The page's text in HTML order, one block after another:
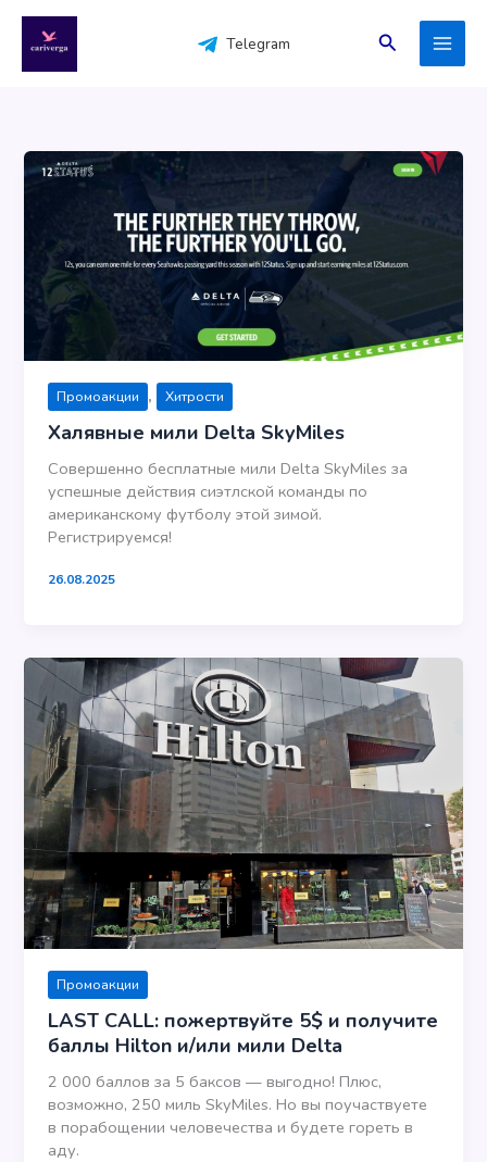
содержимому
Telegram Поиск
Промоакции , Хитрости
Халявные мили Delta SkyMiles
Совершенно бесплатные мили Delta SkyMiles за
успешные действия сиэтлской команды по
американскому футболу этой зимой.
Регистрируемся!
26.08.2025
Промоакции
LAST CALL: пожертвуйте 5$ и получите
баллы Hilton и/или мили Delta
2 000 баллов за 5 баксов — выгодно! Плюс,
возможно, 250 миль SkyMiles. Но вы поучаствуете
в порабощении человечества и будете гореть в
аду.